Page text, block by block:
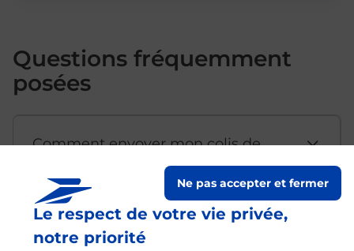
Le respect de votre vie privée,
notre priorité
Ne pas accepter et fermer
Questions fréquemment
posées
Comment envoyer mon colis de
Est-il possible d’acheter un
emballage directement depuis un